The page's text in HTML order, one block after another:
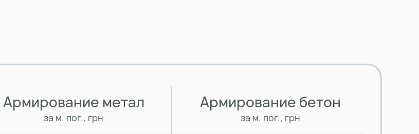
Армирование метал
за м. пог., грн
Армирование бетон
за м. пог., грн